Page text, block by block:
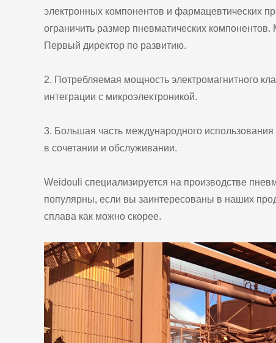
электронных компонентов и фармацевтических
ограничить размер пневматических
Первый директор по развитию.
2. Потребляемая мощность электромагнитного
интеграции с микроэлектроникой.
3. Большая часть международного использования
в сочетании и обслуживании.
Weidouli специализируется на производстве
популярны, если вы заинтересованы в наших
сплава как можно скорее.